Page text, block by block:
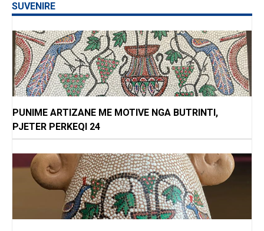
SUVENIRE
PUNIME ARTIZANE ME MOTIVE NGA BUTRINTI,
PJETER PERKEQI 24